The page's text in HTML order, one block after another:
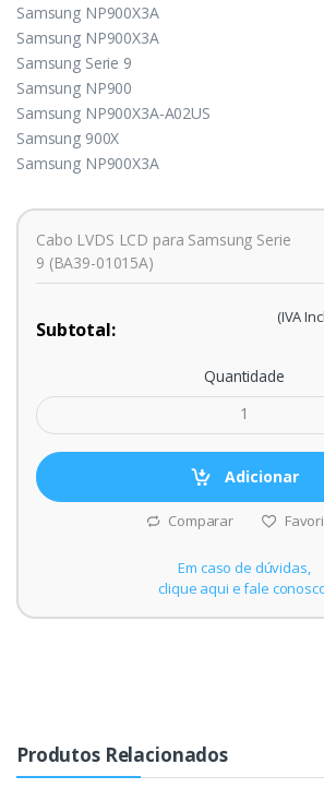
Samsung NP900X3A
Samsung NP900X3A
Samsung Serie 9
Samsung NP900
Samsung NP900X3A-A02US
Samsung 900X
Samsung NP900X3A
Cabo LVDS LCD para Samsung Serie
9 (BA39-01015A)
Subtotal:
(IVA
Quantidade
Adicionar
Comparar
Em caso de dúvidas,
clique aqui e fale
Produtos Relacionados